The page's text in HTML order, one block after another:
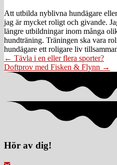
Att utbilda nyblivna hundägare
jag är mycket roligt och givande.
längre utbildningar inom många
hundträning. Träningen ska vara
hundägare ett roligare liv
Posts
navigation
← Tävla i en eller flera sporter?
Doftprov med Fisken & Flynn →
Hör av dig!